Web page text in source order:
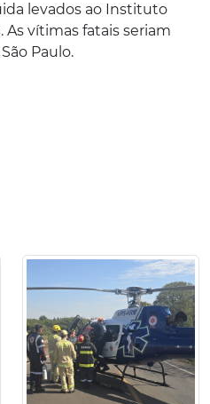
levados ao Instituto
As vítimas fatais seriam
Paulo.